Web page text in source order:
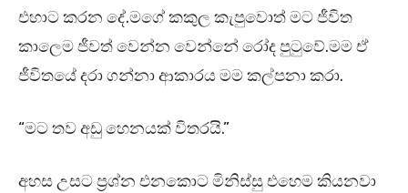
එහාට කරන දේ.මගේ කකුල කැපුවොත් මට ජීවිත
කාලෙම ජීවත් වෙන්න වෙන්නේ රෝද පුටුවේ.මම ඒ
ජීවිතයේ දරා ගන්නා ආකාරය මම කල්පනා කරා.
“මට තව අඩු හෙනයක් විතරයි.”
අහස උසට ප්‍රශ්න එනකොට මිනිස්සු එහෙම කියනවා